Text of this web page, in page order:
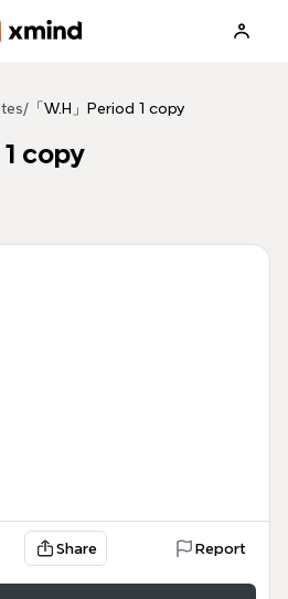
/ 「W.H」Period 1 copy
1 copy
Share Report